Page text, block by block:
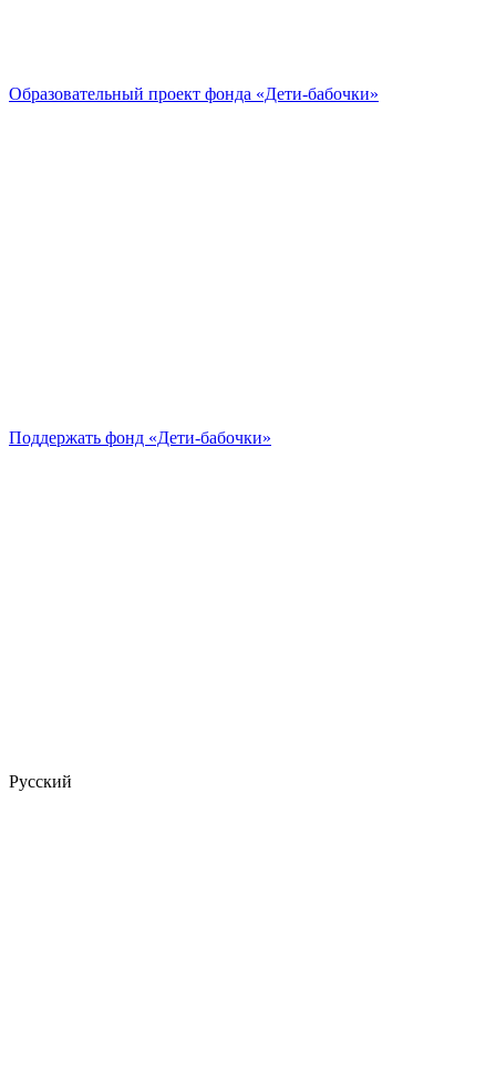
Образовательный проект фонда «Дети-бабочки»
Поддержать фонд «Дети-бабочки»
Русский